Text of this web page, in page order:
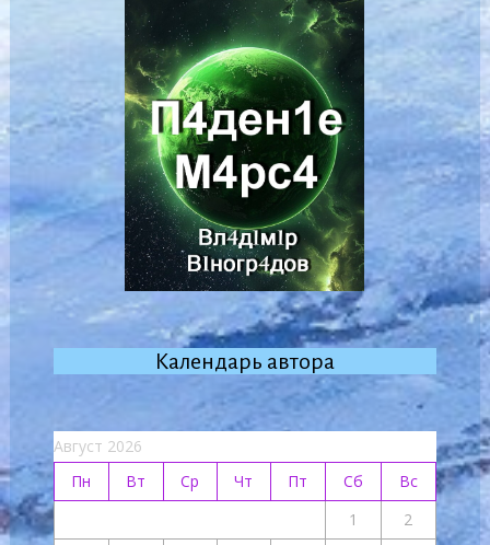
Календарь автора
Август 2026
Пн
Вт Ср Чт Пт Сб
Вс
1
2